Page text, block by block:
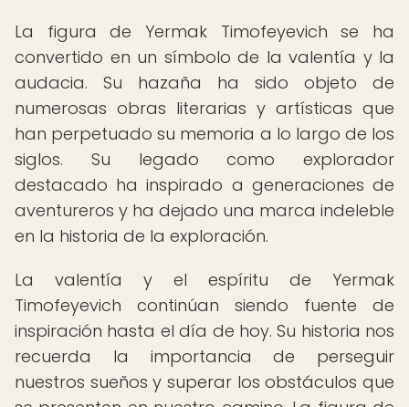
La figura de Yermak Timofeyevich se ha
convertido en un símbolo de la valentía y la
audacia. Su hazaña ha sido objeto de
numerosas obras literarias y artísticas que
han perpetuado su memoria a lo largo de los
siglos. Su legado como explorador
destacado ha inspirado a generaciones de
aventureros y ha dejado una marca indeleble
en la historia de la exploración.
La valentía y el espíritu de Yermak
Timofeyevich continúan siendo fuente de
inspiración hasta el día de hoy. Su historia nos
recuerda la importancia de perseguir
nuestros sueños y superar los obstáculos que